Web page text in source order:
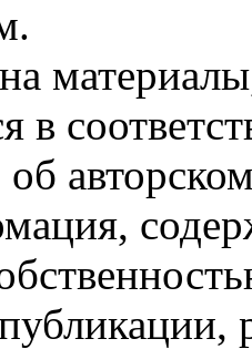
в
об